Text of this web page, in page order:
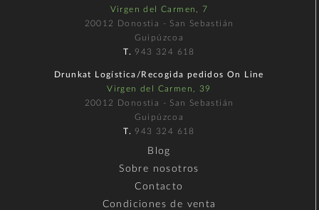
Virgen del Carmen, 7
20012 Donostia - San Sebastián
Guipúzcoa
T. 943 324 618
Drunkat Logística/Recogida pedidos On Line
Virgen del Carmen, 39
20012 Donostia - San Sebastián
Guipúzcoa
T. 943 324 618
Blog
Sobre nosotros
Contacto
Condiciones de venta